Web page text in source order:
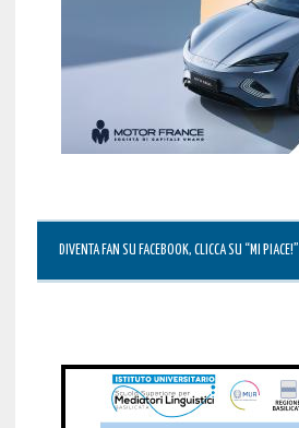
DIVENTA FAN SU FACEBOOK, CLICCA SU “MI PIACE!”